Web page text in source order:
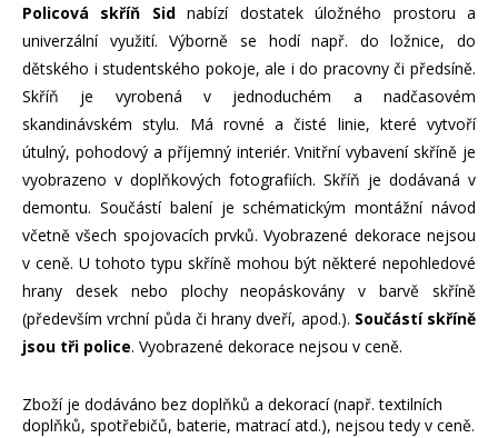
Policová skříň Sidnabízí dostatek úložného prostoru a
univerzální využití. Výborně se hodí např. do ložnice, do
dětského i studentského pokoje, ale i do pracovny či předsíně.
Skříň je vyrobená v jednoduchém a nadčasovém
skandinávském stylu. Má rovné a čisté linie, které vytvoří
útulný, pohodový a příjemný interiér. Vnitřní vybavení skříně je
vyobrazeno v doplňkových fotografiích. Skříň je dodávaná v
demontu. Součástí balení je schématickým montážní návod
včetně všech spojovacích prvků. Vyobrazené dekorace nejsou
v ceně. U tohoto typu skříně mohou být některé nepohledové
hrany desek nebo plochy neopáskovány v barvě skříně
(především vrchní půda či hrany dveří, apod.). Součástí skříně
jsou tři police. Vyobrazené dekorace nejsou v ceně.
Zboží je dodáváno bez doplňků a dekorací (např. textilních
doplňků, spotřebičů, baterie, matrací atd.), nejsou tedy v ceně.